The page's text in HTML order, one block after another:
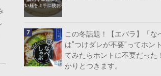
この冬話題！【エバラ】「な
は”つけダレが不要”ってホ
てみたらホントに不要だった
かりとつきます。